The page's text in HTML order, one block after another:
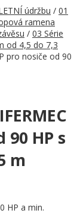
údržbu / 01
ramena
/ 03 Série
od 4,5 do 7,3
pro nosiče od 90
90 HP s
m
HP a min.